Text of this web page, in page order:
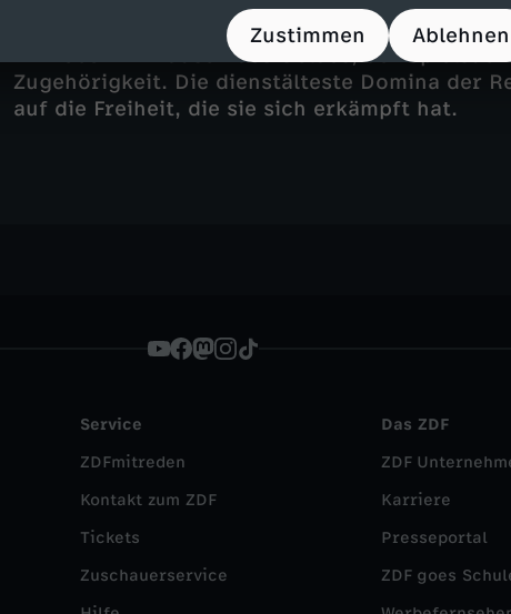
Zustimmen Ablehnen
Ein Leben im Rausch des Geldes, der
Zugehörigkeit. Die dienstälteste Domina der
auf die Freiheit, die sie sich erkämpft hat.
Service
ZDFmitreden
Kontakt zum ZDF
Tickets
Zuschauerservice
Das ZDF
ZDF
Karriere
Presseportal
ZDF goes